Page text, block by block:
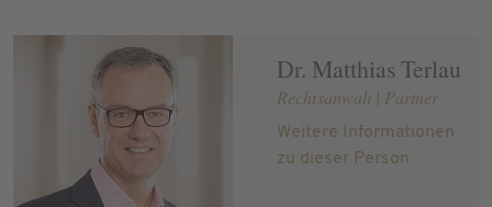
Dr. Matthias Terlau
Rechtsanwalt | Partner
Weitere Informationen
zu dieser Person